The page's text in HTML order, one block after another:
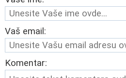
Vaš email:
Komentar: